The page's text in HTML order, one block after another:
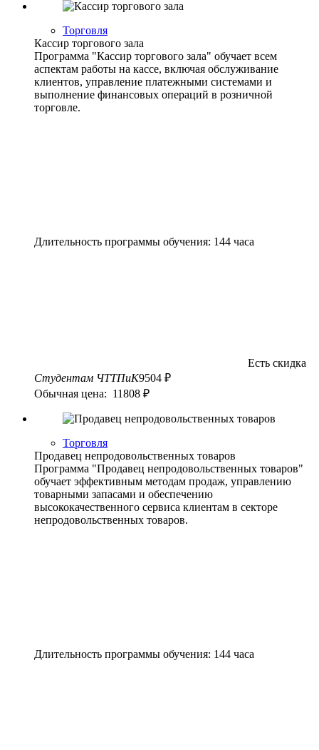
Торговля
Кассир торгового зала
Программа "Кассир торгового зала" обучает всем
аспектам работы на кассе, включая обслуживание
клиентов, управление платежными системами и
выполнение финансовых операций в розничной
торговле.
Длительность программы обучения: 144 часа
Есть скидка
Студентам ЧТТПиК9504 ₽
Обычная цена: 11808 ₽
Торговля
Продавец непродовольственных товаров
Программа "Продавец непродовольственных товаров"
обучает эффективным методам продаж, управлению
товарными запасами и обеспечению
высококачественного сервиса клиентам в секторе
непродовольственных товаров.
Длительность программы обучения: 144 часа